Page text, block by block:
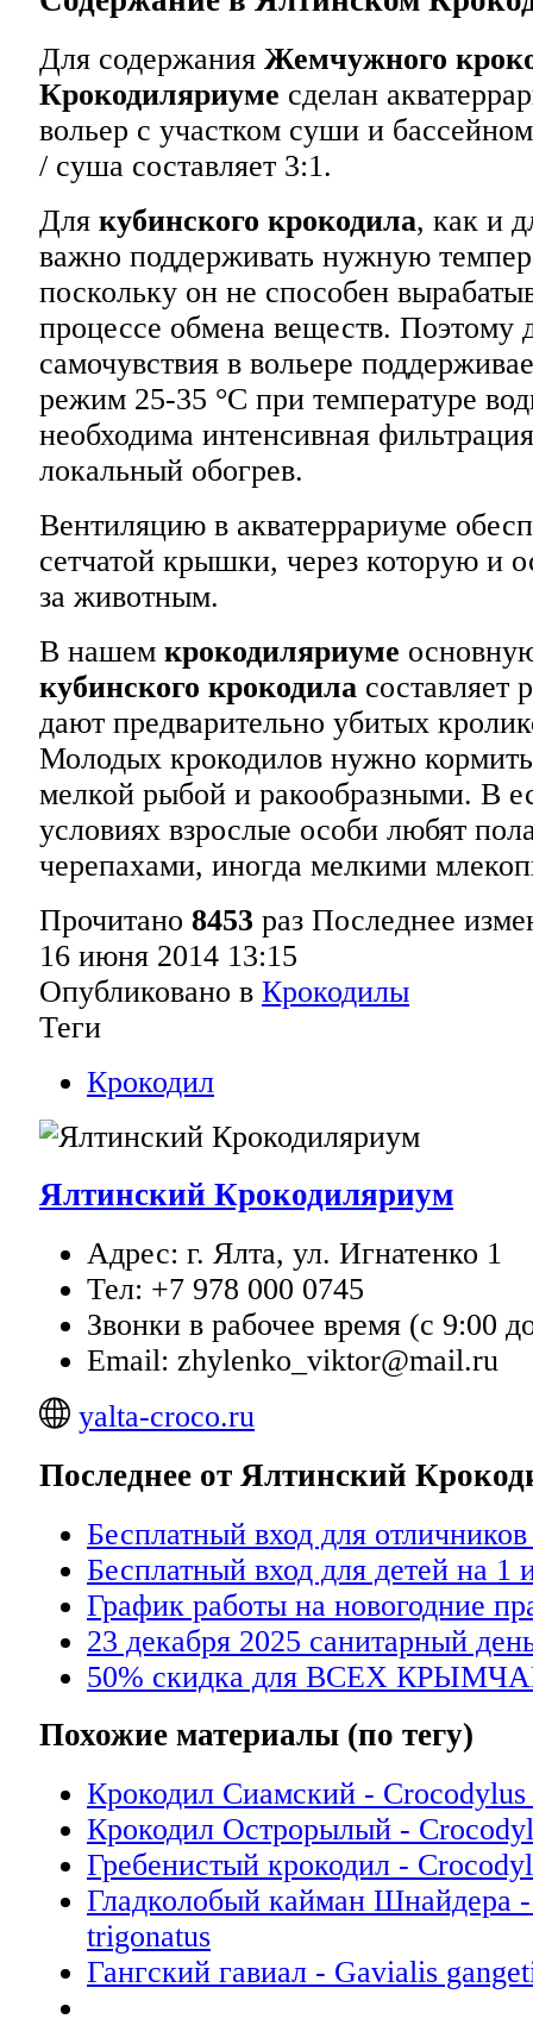
Для содержания Жемчужного
Крокодиляриуме сделан
вольер с участком суши и
/ суша составляет 3:1.
Для кубинского крокодила, как и
важно поддерживать нужную
поскольку он не способен
процессе обмена веществ. Поэтому
самочувствия в вольере
режим 25-35 °C при температуре
необходима интенсивная
локальный обогрев.
Вентиляцию в акватеррариуме
сетчатой крышки, через которую и
за животным.
В нашем крокодиляриуме
кубинского крокодила составляет
дают предварительно убитых
Молодых крокодилов нужно
мелкой рыбой и ракообразными. В
условиях взрослые особи любят
черепахами, иногда мелкими
Прочитано 8453 раз Последнее
16 июня 2014 13:15
Опубликовано в Крокодилы
Теги
Крокодил
Ялтинский Крокодиляриум
Адрес: г. Ялта, ул. Игнатенко 1
Тел: +7 978 000 0745
Звонки в рабочее время (с 9:00
Email: zhylenko_viktor@mail.ru
yalta-croco.ru
Последнее от Ялтинский
Бесплатный вход для
Бесплатный вход для детей на 1
График работы на новогодние
23 декабря 2025 санитарный
50% скидка для ВСЕХ
Похожие материалы (по тегу)
Крокодил Сиамский - Crocodylus
Крокодил Острорылый -
Гребенистый крокодил -
Гладколобый кайман Шнайдера -
trigonatus
Гангский гавиал - Gavialis